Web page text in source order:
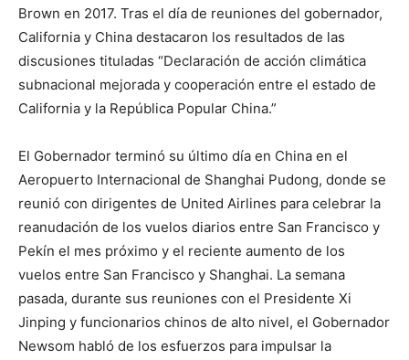
Brown en 2017. Tras el día de reuniones del gobernador,
California y China destacaron los resultados de las
discusiones tituladas “Declaración de acción climática
subnacional mejorada y cooperación entre el estado de
California y la República Popular China.”
El Gobernador terminó su último día en China en el
Aeropuerto Internacional de Shanghai Pudong, donde se
reunió con dirigentes de United Airlines para celebrar la
reanudación de los vuelos diarios entre San Francisco y
Pekín el mes próximo y el reciente aumento de los
vuelos entre San Francisco y Shanghai. La semana
pasada, durante sus reuniones con el Presidente Xi
Jinping y funcionarios chinos de alto nivel, el Gobernador
Newsom habló de los esfuerzos para impulsar la